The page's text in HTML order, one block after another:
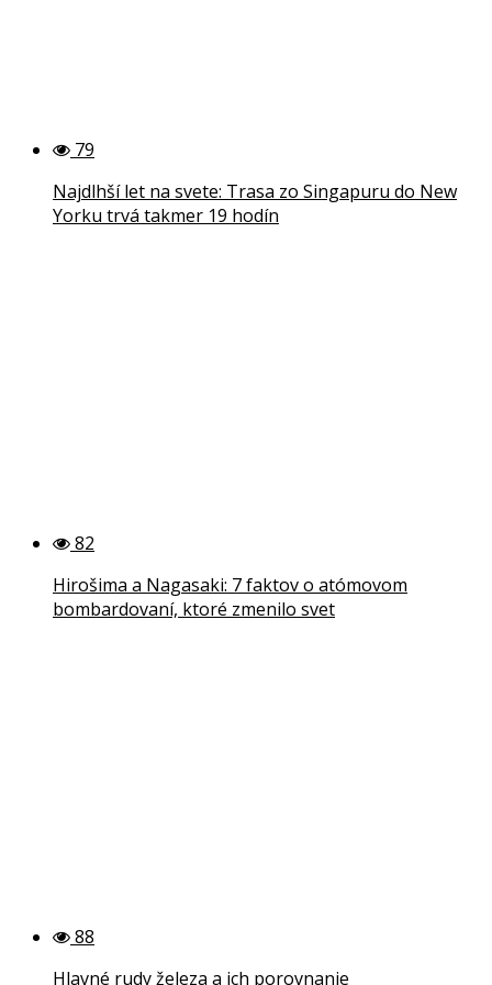
79
Najdlhší let na svete: Trasa zo Singapuru do New
Yorku trvá takmer 19 hodín
82
Hirošima a Nagasaki: 7 faktov o atómovom
bombardovaní, ktoré zmenilo svet
88
Hlavné rudy železa a ich porovnanie